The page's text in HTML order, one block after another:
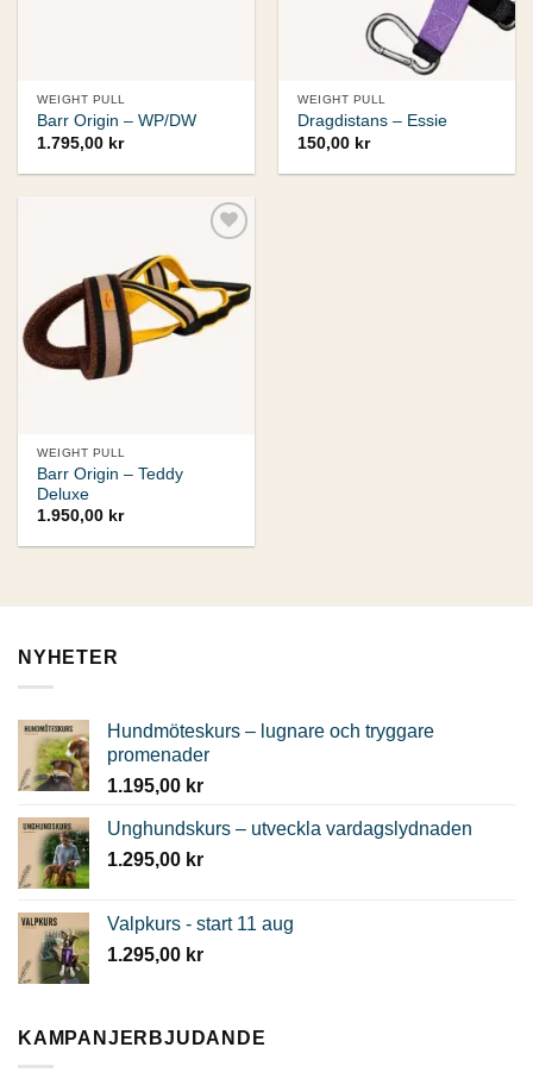
WEIGHT PULL
Barr Origin – WP/DW
1.795,00 kr
WEIGHT PULL
Dragdistans – Essie
150,00 kr
WEIGHT PULL
Barr Origin – Teddy
Deluxe
1.950,00 kr
NYHETER
Hundmöteskurs – lugnare och tryggare
promenader
1.195,00 kr
Unghundskurs – utveckla vardagslydnaden
1.295,00 kr
Valpkurs - start 11 aug
1.295,00 kr
KAMPANJERBJUDANDE